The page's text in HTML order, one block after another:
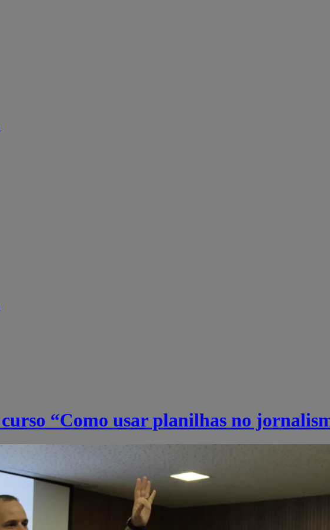
curso “Como usar planilhas no